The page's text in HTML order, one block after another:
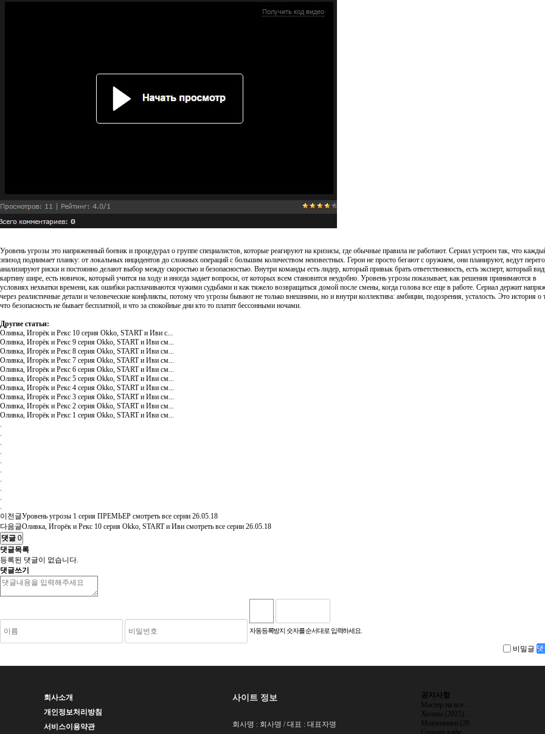
Уровень угрозы это напряженный боевик и процедурал о группе специалистов, которые реагируют на кризисы, где обычные правила не работают. Сериал устроен так, что
эпизод поднимает планку: от локальных инцидентов до сложных операций с большим количеством неизвестных. Герои не просто бегают с оружием, они планируют, ведут
анализируют риски и постоянно делают выбор между скоростью и безопасностью. Внутри команды есть лидер, который привык брать ответственность, есть эксперт, который
картину шире, есть новичок, который учится на ходу и иногда задает вопросы, от которых всем становится неудобно. Уровень угрозы показывает, как решения принимаются в
условиях нехватки времени, как ошибки расплачиваются чужими судьбами и как тяжело возвращаться домой после смены, когда голова все еще в работе. Сериал держит
через реалистичные детали и человеческие конфликты, потому что угрозы бывают не только внешними, но и внутри коллектива: амбиции, подозрения, усталость. Это история о
что безопасность не бывает бесплатной, и что за спокойные дни кто то платит бессонными ночами.
Другие статьи:
Оливка, Игорёк и Рекс 10 серия Okko, START и Иви с...
Оливка, Игорёк и Рекс 9 серия Okko, START и Иви см...
Оливка, Игорёк и Рекс 8 серия Okko, START и Иви см...
Оливка, Игорёк и Рекс 7 серия Okko, START и Иви см...
Оливка, Игорёк и Рекс 6 серия Okko, START и Иви см...
Оливка, Игорёк и Рекс 5 серия Okko, START и Иви см...
Оливка, Игорёк и Рекс 4 серия Okko, START и Иви см...
Оливка, Игорёк и Рекс 3 серия Okko, START и Иви см...
Оливка, Игорёк и Рекс 2 серия Okko, START и Иви см...
Оливка, Игорёк и Рекс 1 серия Okko, START и Иви см...
.
.
.
.
.
.
.
.
.
.
이전글Уровень угрозы 1 серия ПРЕМЬЕР смотреть все серии 26.05.18
다음글Оливка, Игорёк и Рекс 10 серия Okko, START и Иви смотреть все серии 26.05.18
댓글 0
댓글목록
등록된 댓글이 없습니다.
댓글쓰기
자동등록방지 숫자를 순서대로 입력하세요.
비밀글
회사소개
개인정보처리방침
서비스이용약관
사이트 정보
회사명 : 회사명 / 대표 : 대표자명
공지사항
Мастер на все…
Холмы (2025) …
Мошенники (20…